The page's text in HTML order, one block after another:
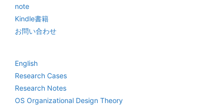
note
Kindle書籍
お問い合わせ
English
Research Cases
Research Notes
OS Organizational Design Theory